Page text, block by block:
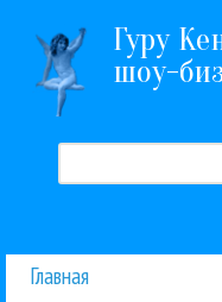
Перейти
Гуру
шоу-
Форма
Главная